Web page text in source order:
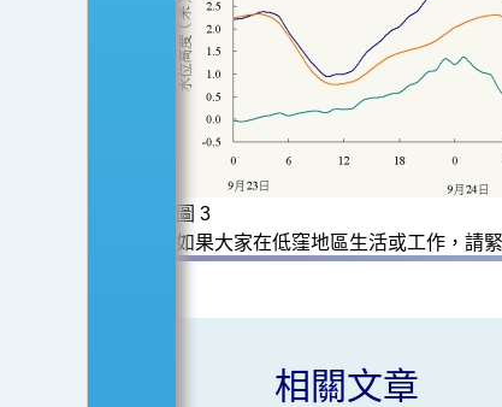
圖 3
如果大家在低窪地區生活或工作，請
相關文章